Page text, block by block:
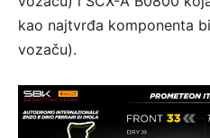
kao najtvrđa komponenta
vozaču).